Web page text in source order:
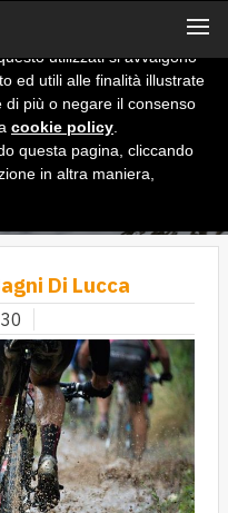
Di Lucca
x
utilizzati si avvalgono
ed utili alle finalità illustrate
di più o negare il consenso
cookie policy
questa pagina, cliccando
in altra maniera,